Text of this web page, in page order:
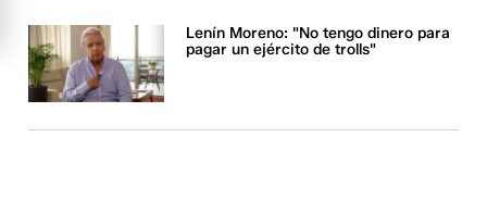
Lenín Moreno: "No tengo dinero para
pagar un ejército de trolls"